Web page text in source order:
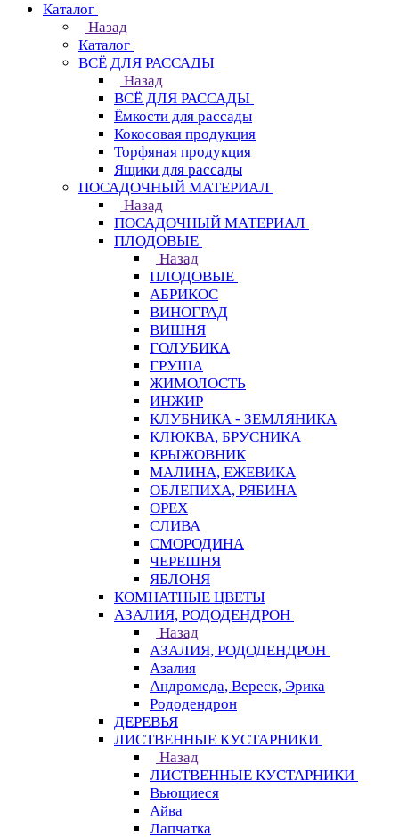
Каталог
Назад
Каталог
ВСЁ ДЛЯ РАССАДЫ
Назад
ВСЁ ДЛЯ РАССАДЫ
Ёмкости для рассады
Кокосовая продукция
Торфяная продукция
Ящики для рассады
ПОСАДОЧНЫЙ МАТЕРИАЛ
Назад
ПОСАДОЧНЫЙ МАТЕРИАЛ
ПЛОДОВЫЕ
Назад
ПЛОДОВЫЕ
АБРИКОС
ВИНОГРАД
ВИШНЯ
ГОЛУБИКА
ГРУША
ЖИМОЛОСТЬ
ИНЖИР
КЛУБНИКА - ЗЕМЛЯНИКА
КЛЮКВА, БРУСНИКА
КРЫЖОВНИК
МАЛИНА, ЕЖЕВИКА
ОБЛЕПИХА, РЯБИНА
ОРЕХ
СЛИВА
СМОРОДИНА
ЧЕРЕШНЯ
ЯБЛОНЯ
КОМНАТНЫЕ ЦВЕТЫ
АЗАЛИЯ, РОДОДЕНДРОН
Назад
АЗАЛИЯ, РОДОДЕНДРОН
Азалия
Андромеда, Вереск, Эрика
Рододендрон
ДЕРЕВЬЯ
ЛИСТВЕННЫЕ КУСТАРНИКИ
Назад
ЛИСТВЕННЫЕ КУСТАРНИКИ
Вьющиеся
Айва
Лапчатка